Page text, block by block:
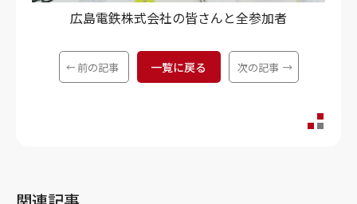
広島電鉄株式会社の皆さんと全参加者
前の記事 一覧に戻る 次の記事